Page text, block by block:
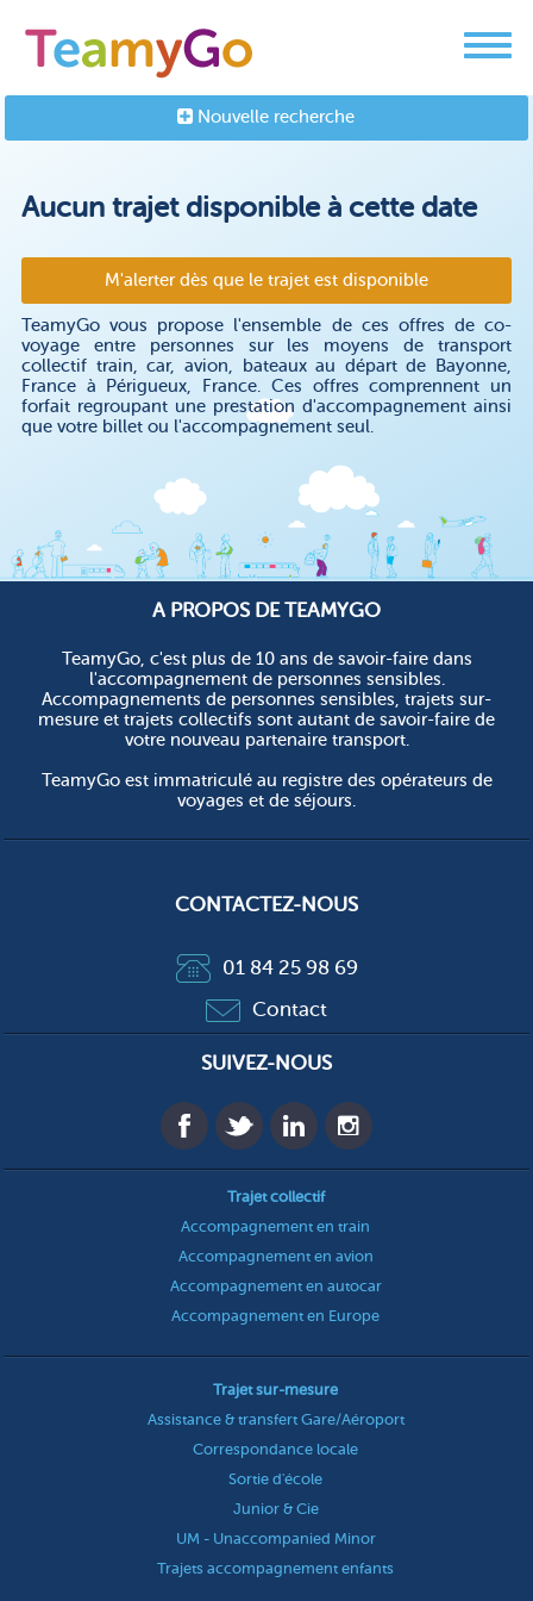
Nouvelle recherche
Aucun trajet disponible à cette date
M'alerter dès que le trajet est disponible
TeamyGo vous propose l'ensemble de ces offres de co-
voyage entre personnes sur les moyens de transport
collectif train, car, avion, bateaux au départ de Bayonne,
France à Périgueux, France. Ces offres comprennent un
forfait regroupant une prestation d'accompagnement ainsi
que votre billet ou l'accompagnement seul.
A PROPOS DE TEAMYGO
TeamyGo, c'est plus de 10 ans de savoir-faire dans
l'accompagnement de personnes sensibles.
Accompagnements de personnes sensibles, trajets sur-
mesure et trajets collectifs sont autant de savoir-faire de
votre nouveau partenaire transport.
TeamyGo est immatriculé au registre des opérateurs de
voyages et de séjours.
CONTACTEZ-NOUS
01 84 25 98 69
Contact
SUIVEZ-NOUS
Trajet collectif
Accompagnement en train
Accompagnement en avion
Accompagnement en autocar
Accompagnement en Europe
Trajet sur-mesure
Assistance & transfert Gare/Aéroport
Correspondance locale
Sortie d'école
Junior & Cie
UM - Unaccompanied Minor
Trajets accompagnement enfants